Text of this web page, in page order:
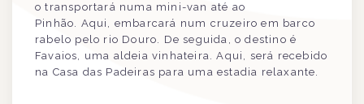
o transportará numa mini-van até ao
Pinhão. Aqui, embarcará num cruzeiro em barco
rabelo pelo rio Douro. De seguida, o destino é
Favaios, uma aldeia vinhateira. Aqui, será recebido
na Casa das Padeiras para uma estadia relaxante.